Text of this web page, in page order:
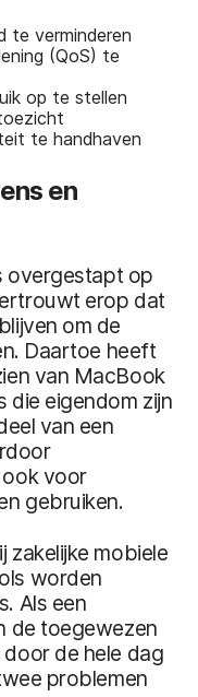
te verminderen
(QoS) te
op te stellen
te handhaven
en
overgestapt op
erop dat
om de
Daartoe heeft
van MacBook
die eigendom zijn
van een
voor
gebruiken.
zakelijke mobiele
worden
Als een
de toegewezen
de hele dag
problemen